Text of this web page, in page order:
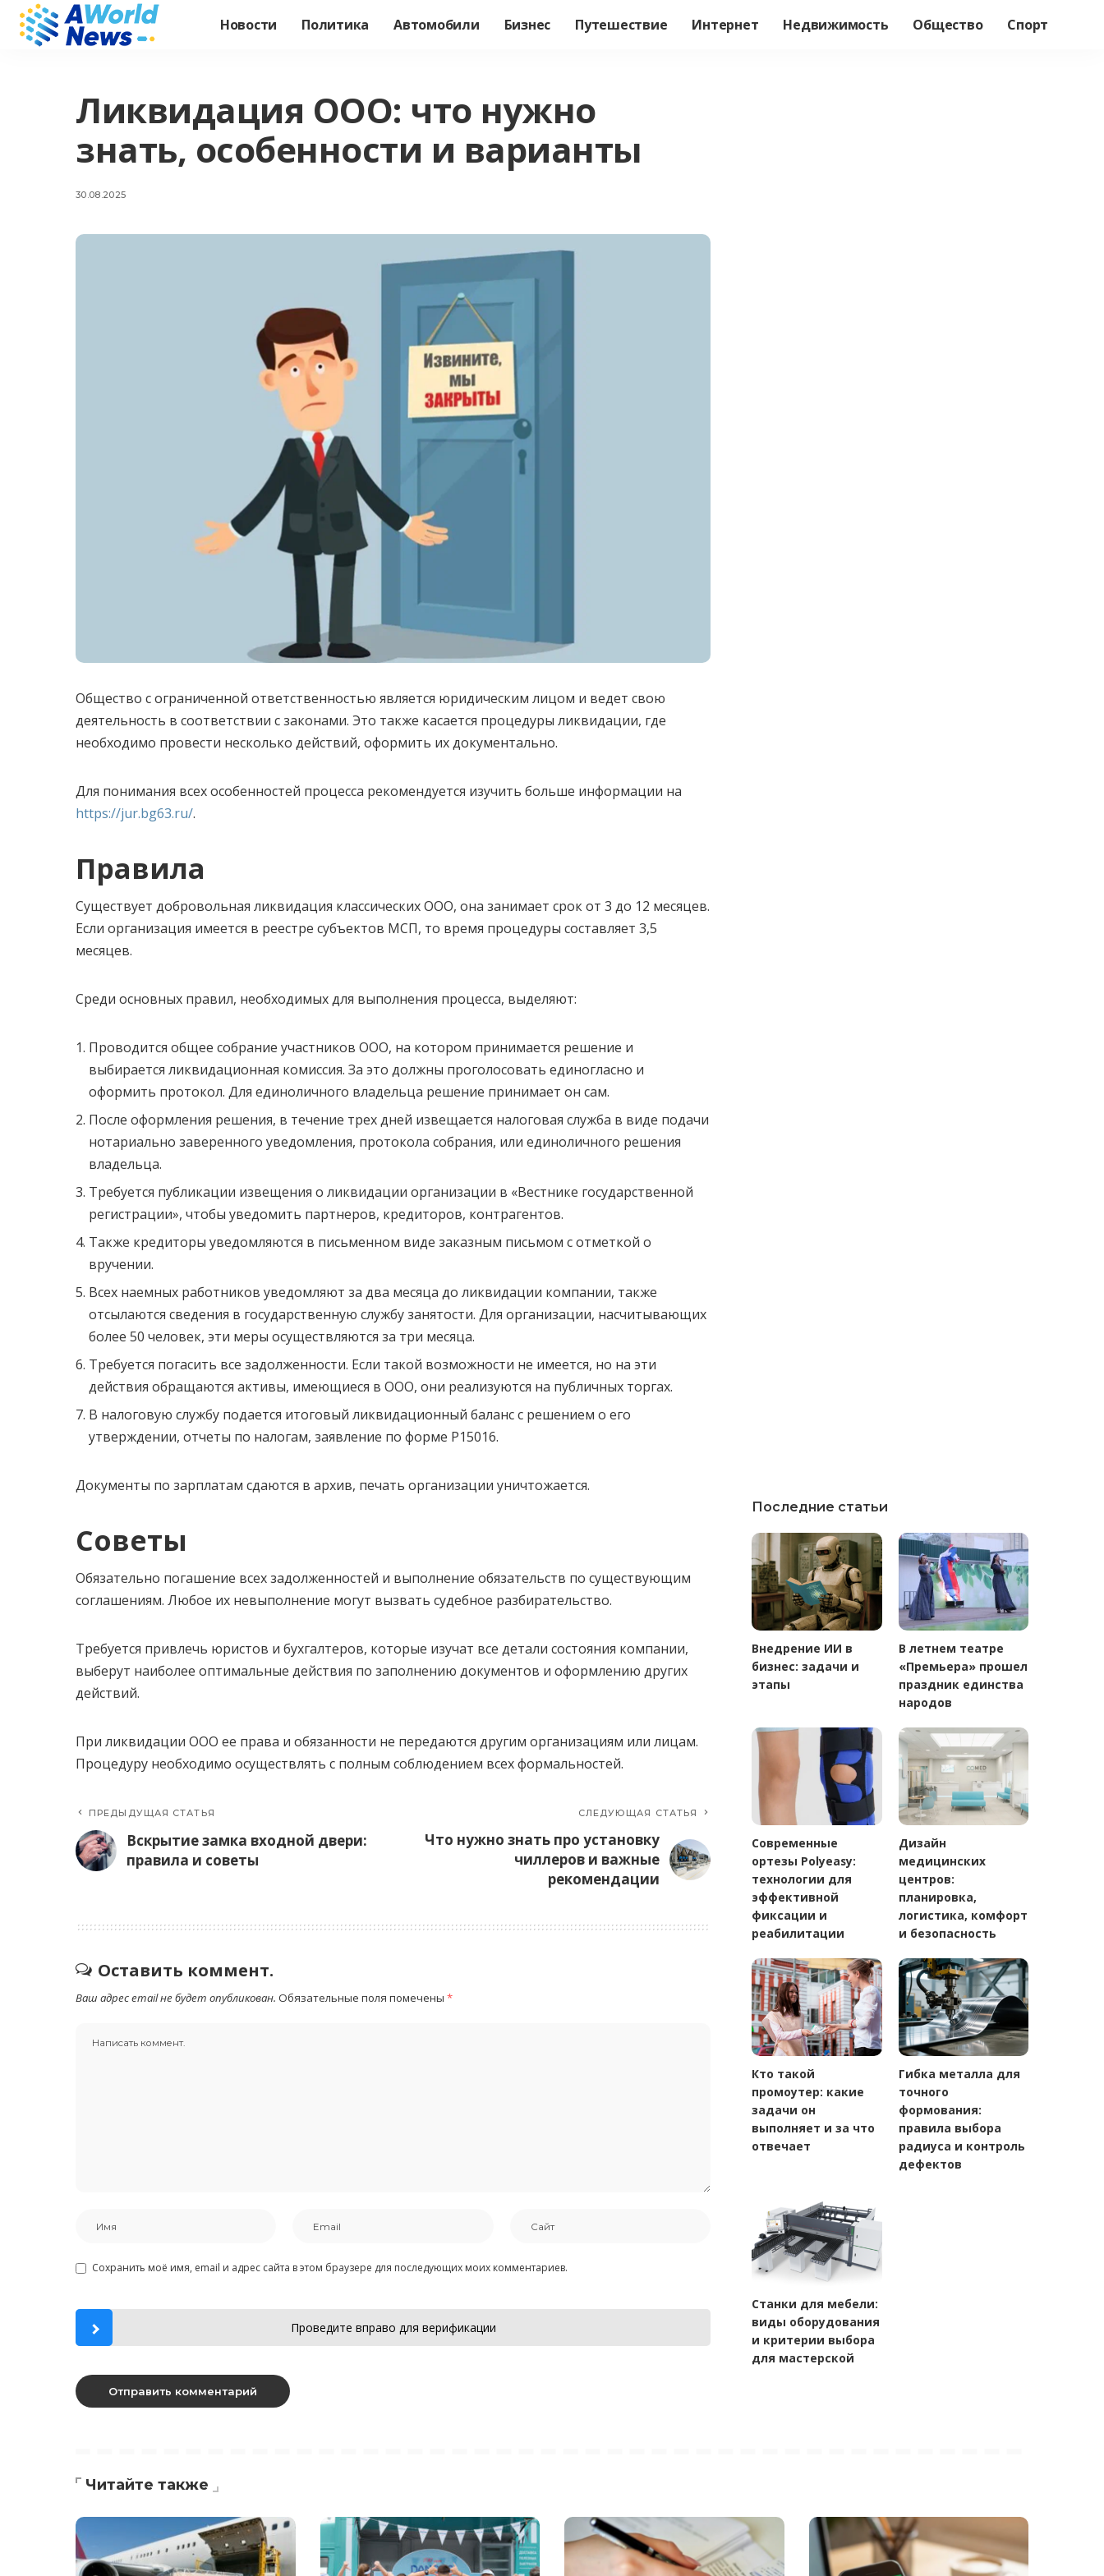
Новости Политика Автомобили Бизнес Путешествие Интернет Недвижимость Общество Спорт
Ликвидация ООО: что нужно
знать, особенности и варианты
30.08.2025
Общество с ограниченной ответственностью является юридическим лицом и ведет свою
деятельность в соответствии с законами. Это также касается процедуры ликвидации, где
необходимо провести несколько действий, оформить их документально.
Для понимания всех особенностей процесса рекомендуется изучить больше информации на
https://jur.bg63.ru/.
Правила
Существует добровольная ликвидация классических ООО, она занимает срок от 3 до 12 месяцев.
Если организация имеется в реестре субъектов МСП, то время процедуры составляет 3,5
месяцев.
Среди основных правил, необходимых для выполнения процесса, выделяют:
Проводится общее собрание участников ООО, на котором принимается решение и
выбирается ликвидационная комиссия. За это должны проголосовать единогласно и
оформить протокол. Для единоличного владельца решение принимает он сам.
После оформления решения, в течение трех дней извещается налоговая служба в виде подачи
нотариально заверенного уведомления, протокола собрания, или единоличного решения
владельца.
Требуется публикации извещения о ликвидации организации в «Вестнике государственной
регистрации», чтобы уведомить партнеров, кредиторов, контрагентов.
Также кредиторы уведомляются в письменном виде заказным письмом с отметкой о
вручении.
Всех наемных работников уведомляют за два месяца до ликвидации компании, также
отсылаются сведения в государственную службу занятости. Для организации, насчитывающих
более 50 человек, эти меры осуществляются за три месяца.
Требуется погасить все задолженности. Если такой возможности не имеется, но на эти
действия обращаются активы, имеющиеся в ООО, они реализуются на публичных торгах.
В налоговую службу подается итоговый ликвидационный баланс с решением о его
утверждении, отчеты по налогам, заявление по форме Р15016.
Документы по зарплатам сдаются в архив, печать организации уничтожается.
Советы
Обязательно погашение всех задолженностей и выполнение обязательств по существующим
соглашениям. Любое их невыполнение могут вызвать судебное разбирательство.
Требуется привлечь юристов и бухгалтеров, которые изучат все детали состояния компании,
выберут наиболее оптимальные действия по заполнению документов и оформлению других
действий.
При ликвидации ООО ее права и обязанности не передаются другим организациям или лицам.
Процедуру необходимо осуществлять с полным соблюдением всех формальностей.
ПРЕДЫДУЩАЯ СТАТЬЯ
Вскрытие замка входной двери:
правила и советы
СЛЕДУЮЩАЯ СТАТЬЯ
Что нужно знать про установку
чиллеров и важные
рекомендации
Оставить коммент.
Ваш адрес email не будет опубликован. Обязательные поля помечены *
Сохранить моё имя, email и адрес сайта в этом браузере для последующих моих комментариев.
Проведите вправо для верификации
Последние статьи
Внедрение ИИ в
бизнес: задачи и
этапы
В летнем театре
«Премьера» прошел
праздник единства
народов
Современные
ортезы Polyeasy:
технологии для
эффективной
фиксации и
реабилитации
Дизайн
медицинских
центров:
планировка,
логистика, комфорт
и безопасность
Кто такой
промоутер: какие
задачи он
выполняет и за что
отвечает
Гибка металла для
точного
формования:
правила выбора
радиуса и контроль
дефектов
Станки для мебели:
виды оборудования
и критерии выбора
для мастерской
Читайте также